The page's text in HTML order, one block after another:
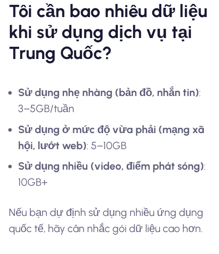
Tôi cần bao nhiêu dữ liệu
khi sử dụng dịch vụ tại
Trung Quốc?
Sử dụng nhẹ nhàng (bản đồ, nhắn tin):
3–5GB/tuần
Sử dụng ở mức độ vừa phải (mạng xã
hội, lướt web): 5–10GB
Sử dụng nhiều (video, điểm phát sóng):
10GB+
Nếu bạn dự định sử dụng nhiều ứng dụng
quốc tế, hãy cân nhắc gói dữ liệu cao hơn.